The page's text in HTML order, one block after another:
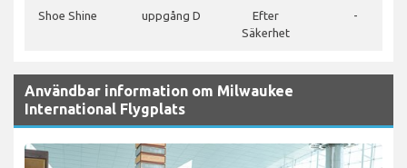
Shoe Shine uppgång D
Efter
Säkerhet
-
Användbar information om Milwaukee
International Flygplats